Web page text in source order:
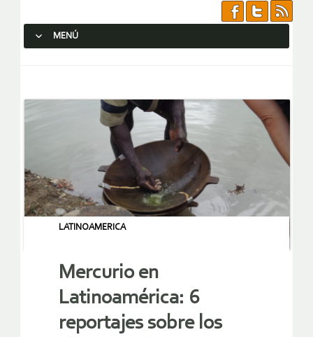
MENÚ
LATINOAMERICA
Mercurio en
Latinoamérica: 6
reportajes sobre los